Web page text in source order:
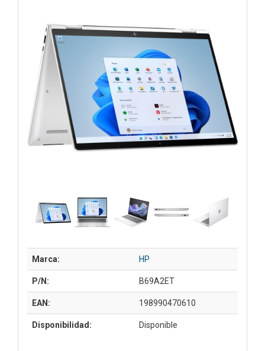
Marca: HP
P/N: B69A2ET
EAN: 198990470610
Disponibilidad: Disponible